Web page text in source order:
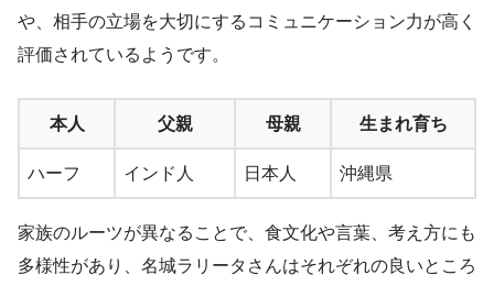
や、相手の立場を大切にするコミュニケーション力が高く
評価されているようです。
本人 父親 母親 生まれ育ち
ハーフ インド人 日本人 沖縄県
家族のルーツが異なることで、食文化や言葉、考え方にも
多様性があり、名城ラリータさんはそれぞれの良いところ